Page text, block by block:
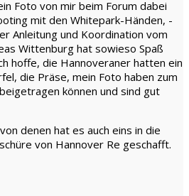
Foto von mir beim Forum dabei
mit den Whitepark-Händen, -
Anleitung und Koordination vom
Wittenburg hat sowieso Spaß
hoffe, die Hannoveraner hatten ein
die Präse, mein Foto haben zum
können und sind gut
denen hat es auch eins in die
von Hannover Re geschafft.